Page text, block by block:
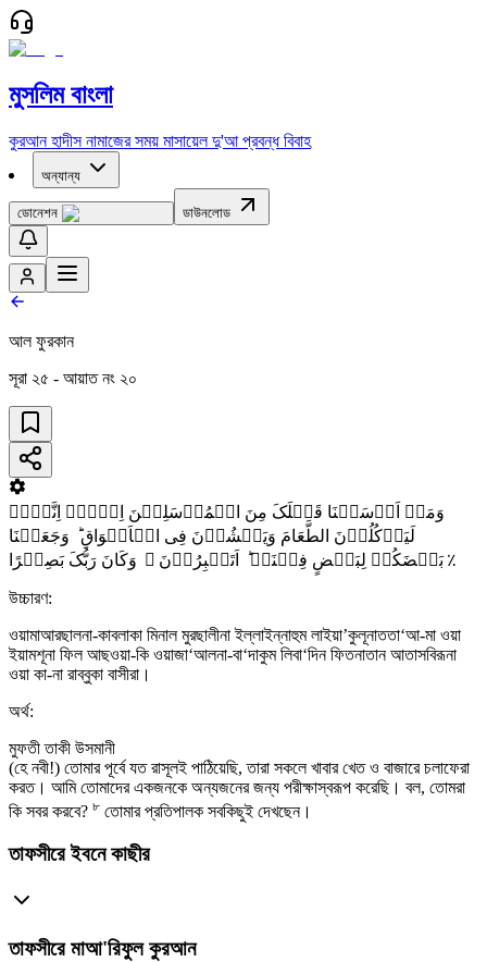
মুসলিম বাংলা
কুরআন হাদীস নামাজের সময় মাসায়েল দু'আ প্রবন্ধ বিবাহ
অন্যান্য
ডোনেশন ডাউনলোড
আল ফুরকান
সূরা ২৫ - আয়াত নং ২০
وَمَاۤ اَرۡسَلۡنَا قَبۡلَکَ مِنَ الۡمُرۡسَلِیۡنَ اِلَّاۤ اِنَّہُمۡ
لَیَاۡکُلُوۡنَ الطَّعَامَ وَیَمۡشُوۡنَ فِی الۡاَسۡوَاقِ ؕ وَجَعَلۡنَا
بَعۡضَکُمۡ لِبَعۡضٍ فِتۡنَۃً ؕ اَتَصۡبِرُوۡنَ ۚ وَکَانَ رَبُّکَ بَصِیۡرًا ٪
উচ্চারণ:
ওয়ামাআরছালনা-কাবলাকা মিনাল মুরছালীনা ইল্লাইন্নাহুম লাইয়া’কুলূনাততা‘আ-মা ওয়া
ইয়ামশূনা ফিল আছওয়া-কি ওয়াজা‘আলনা-বা‘দাকুম লিবা‘দিন ফিতনাতান আতাসবিরূনা
ওয়া কা-না রাব্বুকা বাসীরা।
অর্থ:
মুফতী তাকী উসমানী
(হে নবী!) তোমার পূর্বে যত রাসূলই পাঠিয়েছি, তারা সকলে খাবার খেত ও বাজারে চলাফেরা
করত। আমি তোমাদের একজনকে অন্যজনের জন্য পরীক্ষাস্বরূপ করেছি। বল, তোমরা
কি সবর করবে? ৮ তোমার প্রতিপালক সবকিছুই দেখছেন।
তাফসীরে ইবনে কাছীর
তাফসীরে মাআ'রিফুল কুরআন